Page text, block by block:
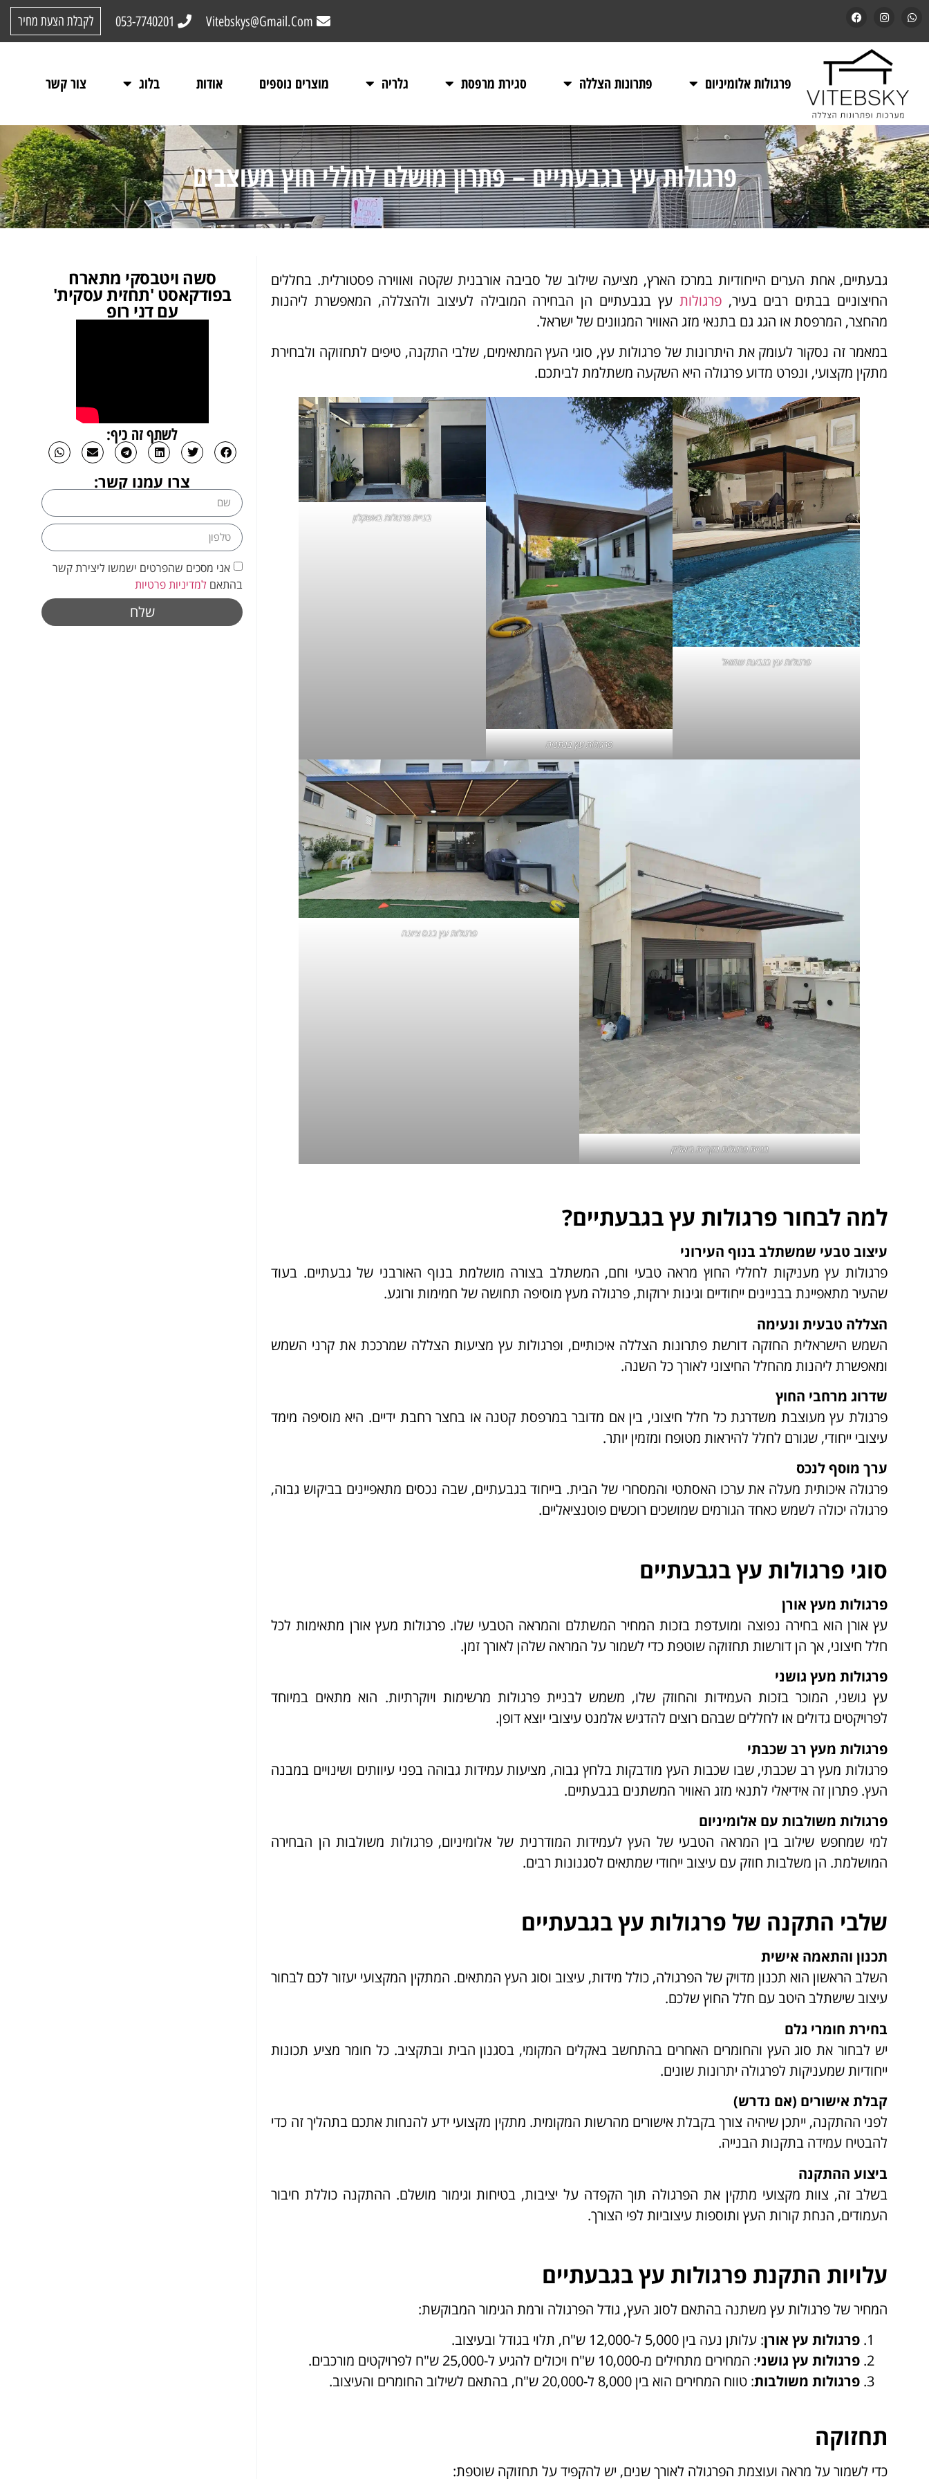
Vitebskys@Gmail.Com
053-7740201 לקבלת הצעת מחיר
פרגולות אלומיניום פתרונות הצללה סגירת מרפסת גלריה מוצרים נוספים אודות בלוג צור קשר
פרגולות עץ בגבעתיים – פתרון מושלם לחללי חוץ מעוצבים
גבעתיים, אחת הערים הייחודיות במרכז הארץ, מציעה שילוב של סביבה אורבנית שקטה ואווירה פסטורלית. בחללים
החיצוניים בבתים רבים בעיר,פרגולות עץ בגבעתיים הן הבחירה המובילה לעיצוב ולהצללה, המאפשרת ליהנות
מהחצר, המרפסת או הגג גם בתנאי מזג האוויר המגוונים של ישראל.
במאמר זה נסקור לעומק את היתרונות של פרגולות עץ, סוגי העץ המתאימים, שלבי התקנה, טיפים לתחזוקה ולבחירת
מתקין מקצועי, ונפרט מדוע פרגולה היא השקעה משתלמת לביתכם.
פרגולות עץ בגבעת שמואל
פרגולות עץ בנתניה
בניית פרגולות באשקלון
בנייתפרגולות בקריית ביאליק
פרגולות עץ בנס ציונה
למה לבחור פרגולות עץ בגבעתיים?
עיצוב טבעי שמשתלב בנוף העירוני
פרגולות עץ מעניקות לחללי החוץ מראה טבעי וחם, המשתלב בצורה מושלמת בנוף האורבני של גבעתיים. בעוד
שהעיר מתאפיינת בבניינים ייחודיים וגינות ירוקות, פרגולה מעץ מוסיפה תחושה של חמימות ורוגע.
הצללה טבעית ונעימה
השמש הישראלית החזקה דורשת פתרונות הצללה איכותיים, ופרגולות עץ מציעות הצללה שמרככת את קרני השמש
ומאפשרת ליהנות מהחלל החיצוני לאורך כל השנה.
שדרוג מרחבי החוץ
פרגולת עץ מעוצבת משדרגת כל חלל חיצוני, בין אם מדובר במרפסת קטנה או בחצר רחבת ידיים. היא מוסיפה מימד
עיצובי ייחודי, שגורם לחלל להיראות מטופח ומזמין יותר.
ערך מוסף לנכס
פרגולה איכותית מעלה את ערכו האסתטי והמסחרי של הבית. בייחוד בגבעתיים, שבה נכסים מתאפיינים בביקוש גבוה,
פרגולה יכולה לשמש כאחד הגורמים שמושכים רוכשים פוטנציאליים.
סוגי פרגולות עץ בגבעתיים
פרגולות מעץ אורן
עץ אורן הוא בחירה נפוצה ומועדפת בזכות המחיר המשתלם והמראה הטבעי שלו. פרגולות מעץ אורן מתאימות לכל
חלל חיצוני, אך הן דורשות תחזוקה שוטפת כדי לשמור על המראה שלהן לאורך זמן.
פרגולות מעץ גושני
עץ גושני, המוכר בזכות העמידות והחוזק שלו, משמש לבניית פרגולות מרשימות ויוקרתיות. הוא מתאים במיוחד
לפרויקטים גדולים או לחללים שבהם רוצים להדגיש אלמנט עיצובי יוצא דופן.
פרגולות מעץ רב שכבתי
פרגולות מעץ רב שכבתי, שבו שכבות העץ מודבקות בלחץ גבוה, מציעות עמידות גבוהה בפני עיוותים ושינויים במבנה
העץ. פתרון זה אידיאלי לתנאי מזג האוויר המשתנים בגבעתיים.
פרגולות משולבות עם אלומיניום
למי שמחפש שילוב בין המראה הטבעי של העץ לעמידות המודרנית של אלומיניום, פרגולות משולבות הן הבחירה
המושלמת. הן משלבות חוזק עם עיצוב ייחודי שמתאים לסגנונות רבים.
שלבי התקנה של פרגולות עץ בגבעתיים
תכנון והתאמה אישית
השלב הראשון הוא תכנון מדויק של הפרגולה, כולל מידות, עיצוב וסוג העץ המתאים. המתקין המקצועי יעזור לכם לבחור
עיצוב שישתלב היטב עם חלל החוץ שלכם.
בחירת חומרי גלם
יש לבחור את סוג העץ והחומרים האחרים בהתחשב באקלים המקומי, בסגנון הבית ובתקציב. כל חומר מציע תכונות
ייחודיות שמעניקות לפרגולה יתרונות שונים.
קבלת אישורים (אם נדרש)
לפני ההתקנה, ייתכן שיהיה צורך בקבלת אישורים מהרשות המקומית. מתקין מקצועי ידע להנחות אתכם בתהליך זה כדי
להבטיח עמידה בתקנות הבנייה.
ביצוע ההתקנה
בשלב זה, צוות מקצועי מתקין את הפרגולה תוך הקפדה על יציבות, בטיחות וגימור מושלם. ההתקנה כוללת חיבור
העמודים, הנחת קורות העץ ותוספות עיצוביות לפי הצורך.
עלויות התקנת פרגולות עץ בגבעתיים
המחיר של פרגולות עץ משתנה בהתאם לסוג העץ, גודל הפרגולה ורמת הגימור המבוקשת:
פרגולות עץ אורן: עלותן נעה בין 5,000 ל-12,000 ש"ח, תלוי בגודל ובעיצוב.
פרגולות עץ גושני: המחירים מתחילים מ-10,000 ש"ח ויכולים להגיע ל-25,000 ש"ח לפרויקטים מורכבים.
פרגולות משולבות: טווח המחירים הוא בין 8,000 ל-20,000 ש"ח, בהתאם לשילוב החומרים והעיצוב.
תחזוקה
כדי לשמור על מראה ועוצמת הפרגולה לאורך שנים, יש להקפיד על תחזוקה שוטפת:
סשה ויטבסקי מתארח
בפודקאסט 'תחזית עסקית'
עם דני רופ
לשתף זה כיף:
צרו עמנו קשר:
אני מסכים שהפרטים ישמשו ליצירת קשר
בהתאם למדיניות פרטיות
שלח